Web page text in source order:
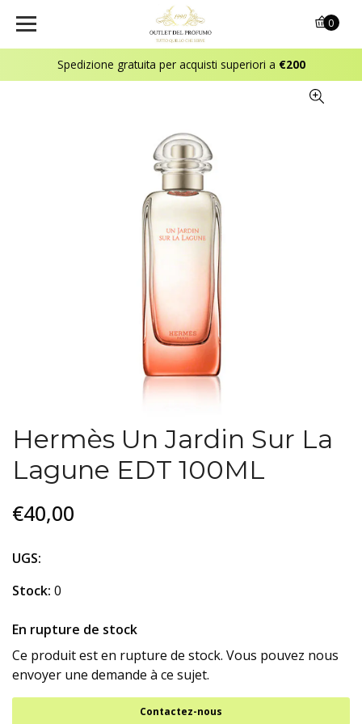
Spedizione gratuita per acquisti superiori a €200
0
Hermès Un Jardin Sur La
Lagune EDT 100ML
€40,00
UGS:
Stock: 0
En rupture de stock
Ce produit est en rupture de stock. Vous pouvez nous
envoyer une demande à ce sujet.
Contactez-nous